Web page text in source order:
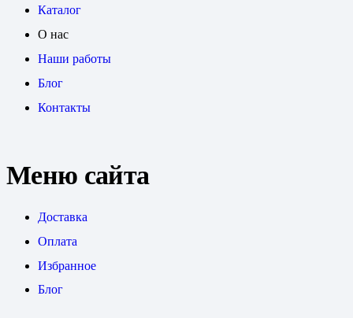
Каталог
О нас
Наши работы
Блог
Контакты
Меню сайта
Доставка
Оплата
Избранное
Блог